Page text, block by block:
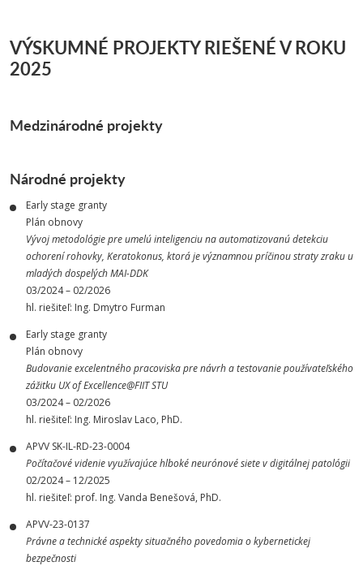
VÝSKUMNÉ PROJEKTY RIEŠENÉ V ROKU
2025
Medzinárodné projekty
Národné projekty
Early stage granty
Plán obnovy
Vývoj metodológie pre umelú inteligenciu na automatizovanú detekciu
ochorení rohovky, Keratokonus, ktorá je významnou príčinou straty zraku u
mladých dospelých MAI-DDK
03/2024 – 02/2026
hl. riešiteľ: Ing. Dmytro Furman
Early stage granty
Plán obnovy
Budovanie excelentného pracoviska pre návrh a testovanie používateľského
zážitku UX of Excellence@FIIT STU
03/2024 – 02/2026
hl. riešiteľ: Ing. Miroslav Laco, PhD.
APVV SK-IL-RD-23-0004
Počítačové videnie využívajúce hlboké neurónové siete v digitálnej patológii
02/2024 – 12/2025
hl. riešiteľ: prof. Ing. Vanda Benešová, PhD.
APVV-23-0137
Právne a technické aspekty situačného povedomia o kybernetickej
bezpečnosti